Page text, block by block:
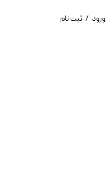
ورود / ثبت نام